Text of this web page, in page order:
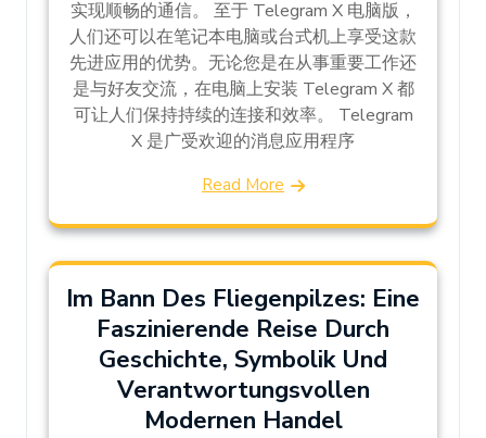
实现顺畅的通信。 至于 Telegram X 电脑版，
人们还可以在笔记本电脑或台式机上享受这款
先进应用的优势。无论您是在从事重要工作还
是与好友交流，在电脑上安装 Telegram X 都
可让人们保持持续的连接和效率。 Telegram
X 是广受欢迎的消息应用程序
Read More
Im Bann Des Fliegenpilzes: Eine
Faszinierende Reise Durch
Geschichte, Symbolik Und
Verantwortungsvollen
Modernen Handel